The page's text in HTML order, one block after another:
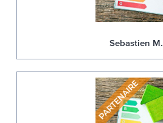
Sebastien M.